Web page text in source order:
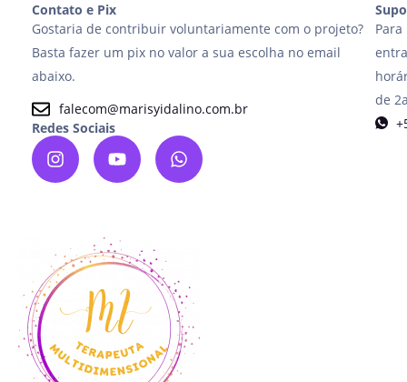
Contato e Pix
Gostaria de contribuir voluntariamente com o projeto?
Basta fazer um pix no valor a sua escolha no email
abaixo.
falecom@marisyidalino.com.br
Redes Sociais
I
n
s
r
a
m
Y
o
u
b
e
W
h
a
de